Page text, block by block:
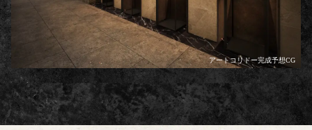
アートコリドー完成予想CG